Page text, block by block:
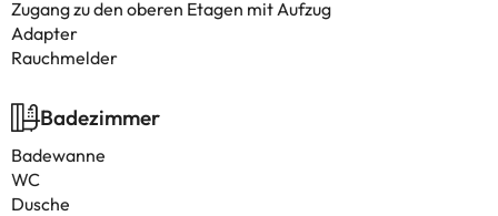
Zugang zu den oberen Etagen mit Aufzug
Adapter
Rauchmelder
Badezimmer
Badewanne
WC
Dusche